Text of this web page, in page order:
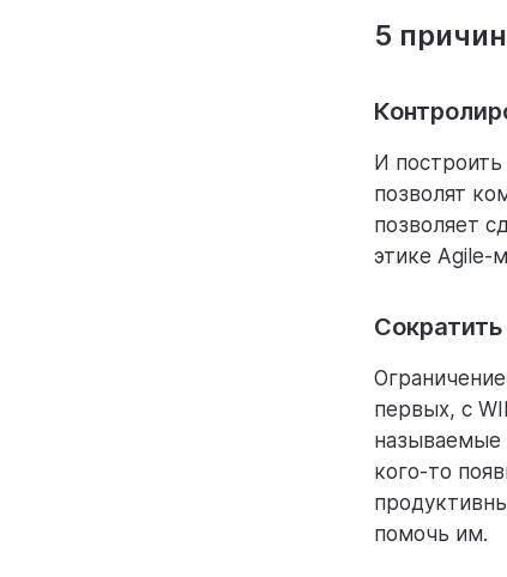
5
И
позволят
позволяет
этике Agile-
первых, с
называемые
кого-то
помочь им.